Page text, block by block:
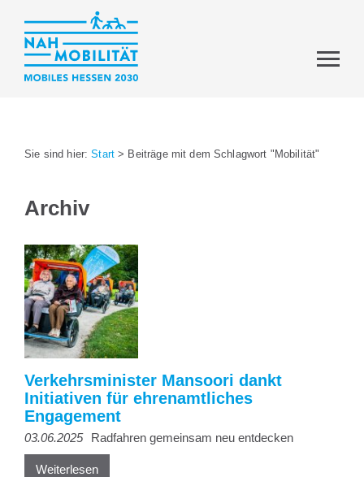
Sie sind hier:Start > Beiträge mit dem Schlagwort "Mobilität"
Archiv
Verkehrsminister Mansoori dankt
Initiativen für ehrenamtliches
Engagement
03.06.2025 Radfahren gemeinsam neu entdecken
Weiterlesen